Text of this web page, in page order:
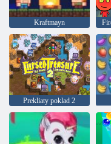
Kraftmayn
Prekliaty poklad 2